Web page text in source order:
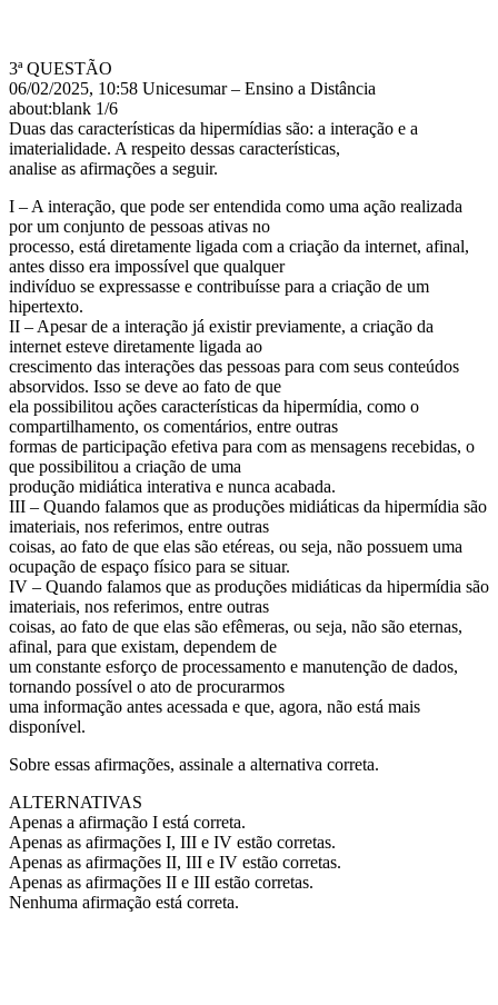
3ª QUESTÃO
06/02/2025, 10:58 Unicesumar – Ensino a Distância
about:blank 1/6
Duas das características da hipermídias são: a interação e a
imaterialidade. A respeito dessas características,
analise as afirmações a seguir.
I – A interação, que pode ser entendida como uma ação realizada
por um conjunto de pessoas ativas no
processo, está diretamente ligada com a criação da internet, afinal,
antes disso era impossível que qualquer
indivíduo se expressasse e contribuísse para a criação de um
hipertexto.
II – Apesar de a interação já existir previamente, a criação da
internet esteve diretamente ligada ao
crescimento das interações das pessoas para com seus conteúdos
absorvidos. Isso se deve ao fato de que
ela possibilitou ações características da hipermídia, como o
compartilhamento, os comentários, entre outras
formas de participação efetiva para com as mensagens recebidas, o
que possibilitou a criação de uma
produção midiática interativa e nunca acabada.
III – Quando falamos que as produções midiáticas da hipermídia são
imateriais, nos referimos, entre outras
coisas, ao fato de que elas são etéreas, ou seja, não possuem uma
ocupação de espaço físico para se situar.
IV – Quando falamos que as produções midiáticas da hipermídia são
imateriais, nos referimos, entre outras
coisas, ao fato de que elas são efêmeras, ou seja, não são eternas,
afinal, para que existam, dependem de
um constante esforço de processamento e manutenção de dados,
tornando possível o ato de procurarmos
uma informação antes acessada e que, agora, não está mais
disponível.
Sobre essas afirmações, assinale a alternativa correta.
ALTERNATIVAS
Apenas a afirmação I está correta.
Apenas as afirmações I, III e IV estão corretas.
Apenas as afirmações II, III e IV estão corretas.
Apenas as afirmações II e III estão corretas.
Nenhuma afirmação está correta.